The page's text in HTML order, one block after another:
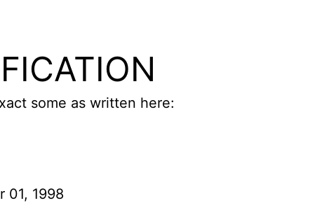
some as written here:
01, 1998